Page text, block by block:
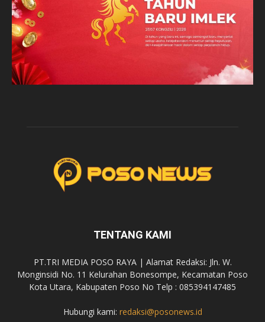
TENTANG KAMI
PT.TRI MEDIA POSO RAYA | Alamat Redaksi: Jln. W.
Monginsidi No. 11 Kelurahan Bonesompe, Kecamatan Poso
Kota Utara, Kabupaten Poso No Telp : 085394147485
Hubungi kami: redaksi@posonews.id